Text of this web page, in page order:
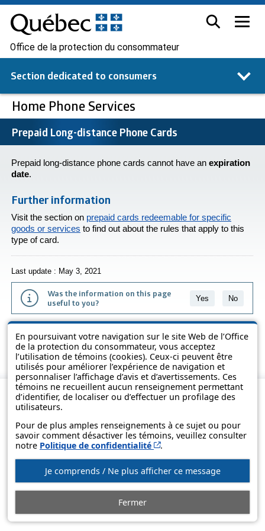
En poursuivant votre navigation sur le site Web de l’Office
de la protection du consommateur, vous acceptez
l’utilisation de témoins (cookies). Ceux-ci peuvent être
utilisés pour améliorer l’expérience de navigation et
personnaliser l’affichage d’avis et d’avertissements. Ces
témoins ne recueillent aucun renseignement permettant
d’identifier, de localiser ou d’effectuer un profilage des
utilisateurs.
Pour de plus amples renseignements à ce sujet ou pour
savoir comment désactiver les témoins, veuillez consulter
notre Politique de confidentialité Cet hyperlien s’ouvrira
.
Je comprends / Ne plus afficher ce message
Fermer
Office de la protection du consommateur
Section dedicated to consumers
Home Phone Services
Prepaid Long-distance Phone Cards
Prepaid long-distance phone cards cannot have an expiration
date.
Further information
Visit the section on prepaid cards redeemable for specific
goods or services to find out about the rules that apply to this
type of card.
Last update : May 3, 2021
Was the information on this page
useful to you?
Yes No
make it easier to understand. It does not replace the texts of the laws
and regulations.
© Government of Québec, 2013-2025